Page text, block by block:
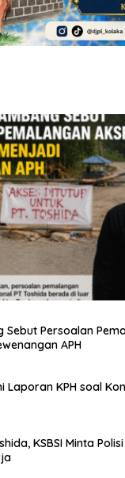
Persoalan
APH
Laporan KPH soal
KSBSI Minta